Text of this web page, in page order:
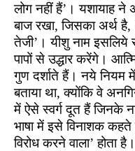
लोग नहीं हैं’। यशायाह
बाज रखा, जिसका अर्थ
तेजी’। यीशु नाम इसलिये
पापों से उद्धार करेंगे।
गुण दर्शाते हैं। नये नियम
बताया था, क्योंकि वे
में ऐसे स्वर्ग दूत हैं जिनके
भाषा में इसे विनाशक
विरोध करने वाला’ होता